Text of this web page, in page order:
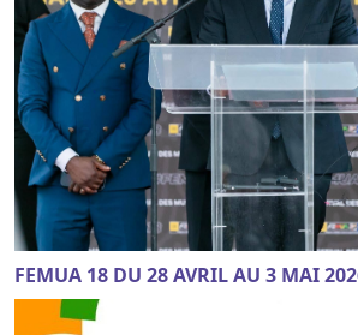
FEMUA 18 DU 28 AVRIL AU 3 MAI